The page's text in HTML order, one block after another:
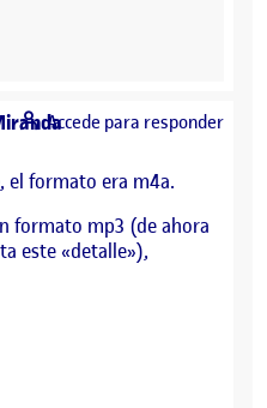
says:
el formato era m4a.
formato mp3 (de ahora
este «detalle»),
Accede para responder